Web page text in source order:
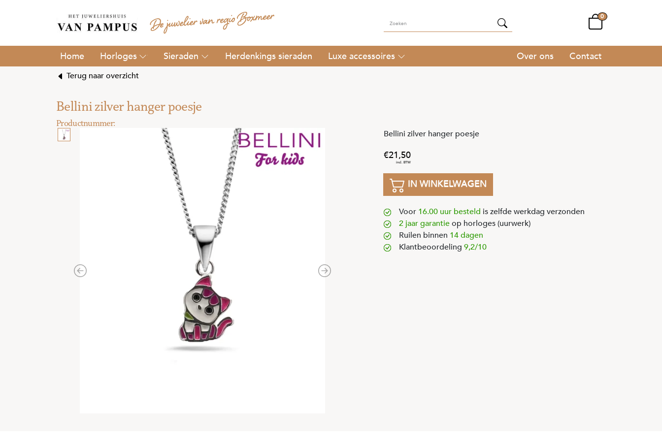
0
Horloges Sieraden Herdenkings sieraden Luxe accessoires Over ons Contact
Terug naar overzicht
Bellini zilver hanger poesje
Previous Next
Bellini zilver hanger poesje
21,50
IN WINKELWAGEN
Voor 16.00 uur besteld is zelfde werkdag verzonden
2 jaar garantieop horloges (uurwerk)
Ruilen binnen 14 dagen
Klantbeoordeling 9,2/10